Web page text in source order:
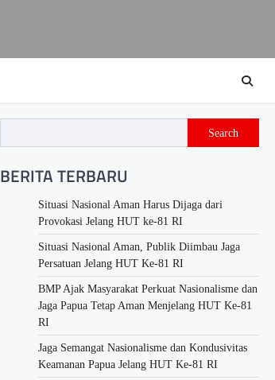
Search
BERITA TERBARU
Situasi Nasional Aman Harus Dijaga dari
Provokasi Jelang HUT ke-81 RI
Situasi Nasional Aman, Publik Diimbau Jaga
Persatuan Jelang HUT Ke-81 RI
BMP Ajak Masyarakat Perkuat Nasionalisme dan
Jaga Papua Tetap Aman Menjelang HUT Ke-81
RI
Jaga Semangat Nasionalisme dan Kondusivitas
Keamanan Papua Jelang HUT Ke-81 RI